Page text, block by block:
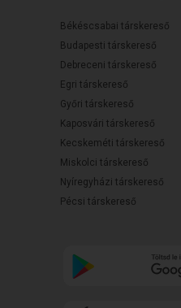
Békéscsabai társkereső
Budapesti társkereső
Debreceni társkereső
Egri társkereső
Győri társkereső
Kaposvári társkereső
Kecskeméti társkereső
Miskolci társkereső
Nyíregyházi társkereső
Pécsi társkereső